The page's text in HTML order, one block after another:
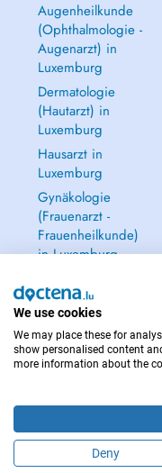
Buchen
Augenheilkunde
(Ophthalmologie -
Augenarzt) in
Luxemburg
Dermatologie
(Hautarzt) in
Luxemburg
Hausarzt in
Luxemburg
Gynäkologie
(Frauenarzt -
Frauenheilkunde)
in Luxemburg
IM
We use cookies
We may place these for
show personalised content
more information about the
Deny